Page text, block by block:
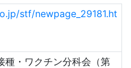
stf/newpage_29181.ht
種・ワクチン分科会（第